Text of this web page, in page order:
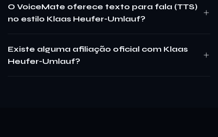
O VoiceMate oferece texto para fala (TTS)
no estilo Klaas Heufer-Umlauf?
Existe alguma afiliação oficial com Klaas
Heufer-Umlauf?